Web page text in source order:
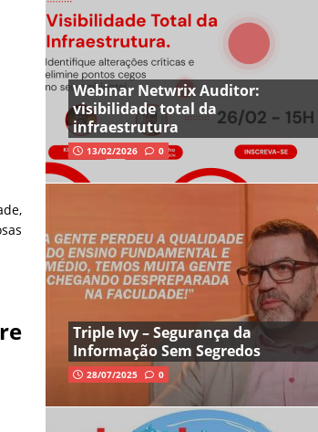
Webinar Netwrix Auditor:
visibilidade total da
infraestrutura
13/02/2026 0
Triple Ivy – Segurança da
Informação Sem Segredos
28/07/2025 0